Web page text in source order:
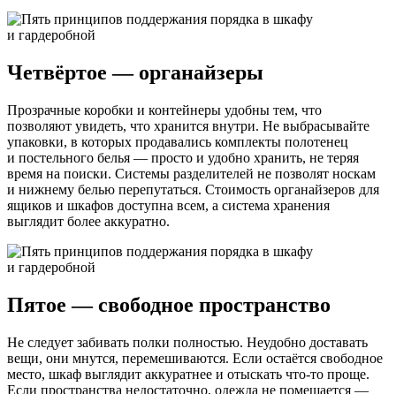
Четвёртое — органайзеры
Прозрачные коробки и контейнеры удобны тем, что
позволяют увидеть, что хранится внутри. Не выбрасывайте
упаковки, в которых продавались комплекты полотенец
и постельного белья — просто и удобно хранить, не теряя
время на поиски. Системы разделителей не позволят носкам
и нижнему белью перепутаться. Стоимость органайзеров для
ящиков и шкафов доступна всем, а система хранения
выглядит более аккуратно.
Пятое — свободное пространство
Не следует забивать полки полностью. Неудобно доставать
вещи, они мнутся, перемешиваются. Если остаётся свободное
место, шкаф выглядит аккуратнее и отыскать что-то проще.
Если пространства недостаточно, одежда не помещается —